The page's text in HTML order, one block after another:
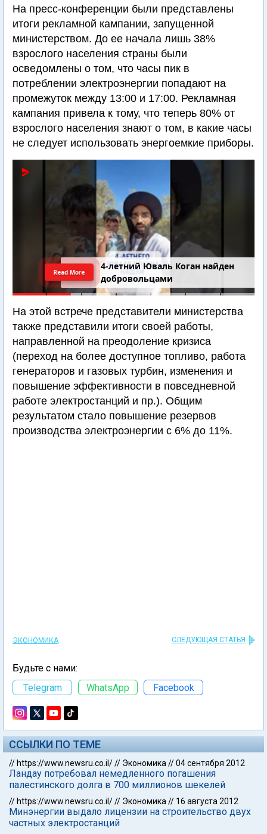
На пресс-конференции были представлены
итоги рекламной кампании, запущенной
министерством. До ее начала лишь 38%
взрослого населения страны были
осведомлены о том, что часы пик в
потреблении электроэнергии попадают на
промежуток между 13:00 и 17:00. Рекламная
кампания привела к тому, что теперь 80% от
взрослого населения знают о том, в какие часы
не следует использовать энергоемкие приборы.
4-летний Юваль Коган найден
добровольцами
Read More
На этой встрече представители министерства
также представили итоги своей работы,
направленной на преодоление кризиса
(переход на более доступное топливо, работа
генераторов и газовых турбин, изменения и
повышение эффективности в повседневной
работе электростанций и пр.). Общим
результатом стало повышение резервов
производства электроэнергии с 6% до 11%.
ЭКОНОМИКА СЛЕДУЮЩАЯ СТАТЬЯ
Будьте с нами:
Telegram
WhatsApp Facebook
ССЫЛКИ ПО ТЕМЕ
// https://www.newsru.co.il/// Экономика //04 сентября 2012
Ландау потребовал немедленного погашения
палестинского долга в 700 миллионов шекелей
// https://www.newsru.co.il/// Экономика // 16 августа 2012
Минэнергии выдало лицензии на строительство двух
частных электростанций